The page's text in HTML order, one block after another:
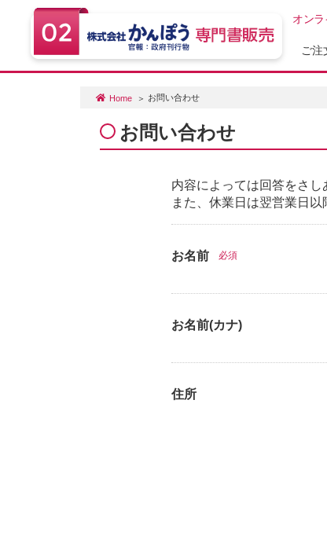
オン
ご注
Home お問い合わせ
お問い合わせ
内容によっては回答をさし
また、休業日は翌営業日以
お名前 必須
お名前(カナ)
住所